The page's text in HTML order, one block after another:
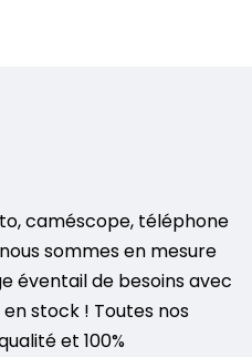
caméscope, téléphone
sommes en mesure
éventail de besoins avec
stock ! Toutes nos
et 100%